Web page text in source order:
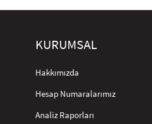
KURUMSAL
Hakkımızda
Hesap Numaralarımız
Analiz Raporları